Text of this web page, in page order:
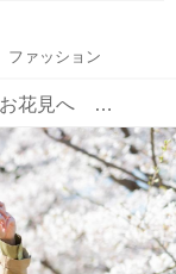
ファッション
約84％が今年もお花見へ スマホ使用率92％、充電不安は4人に1人